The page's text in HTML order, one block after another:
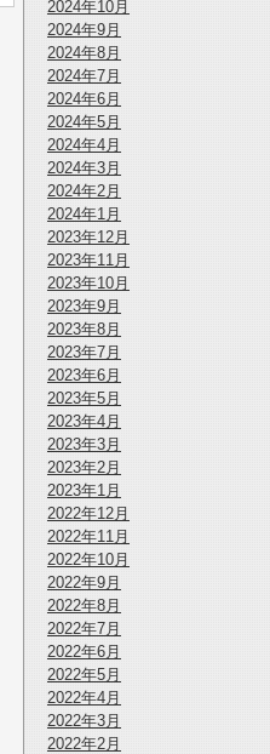
2024年10月
2024年9月
2024年8月
2024年7月
2024年6月
2024年5月
2024年4月
2024年3月
2024年2月
2024年1月
2023年12月
2023年11月
2023年10月
2023年9月
2023年8月
2023年7月
2023年6月
2023年5月
2023年4月
2023年3月
2023年2月
2023年1月
2022年12月
2022年11月
2022年10月
2022年9月
2022年8月
2022年7月
2022年6月
2022年5月
2022年4月
2022年3月
2022年2月